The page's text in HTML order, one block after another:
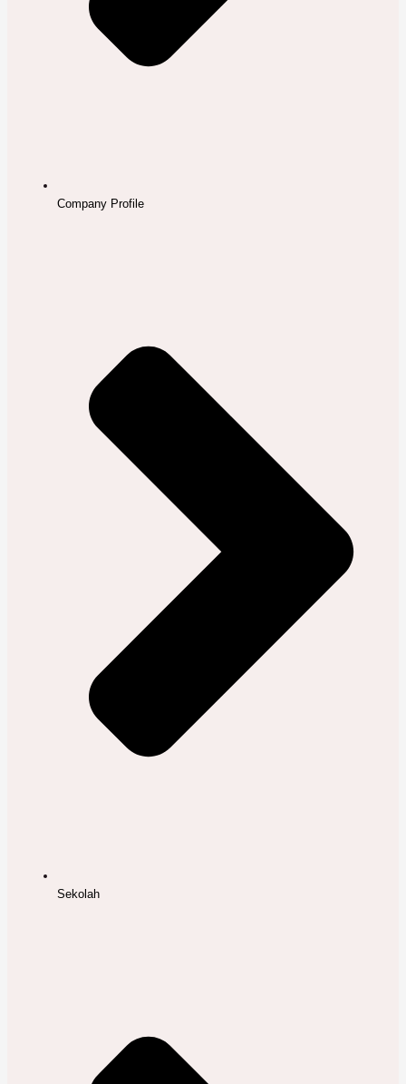
Company Profile
Sekolah